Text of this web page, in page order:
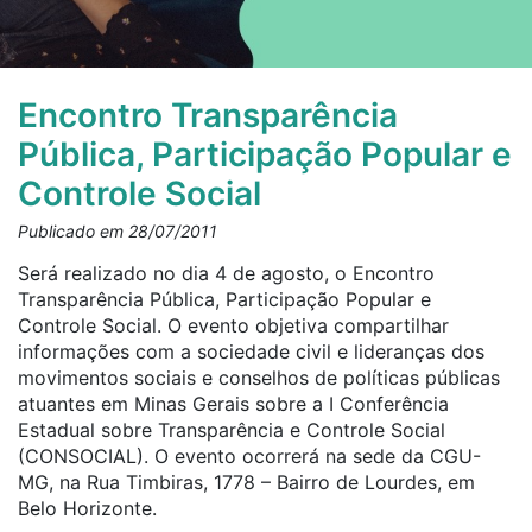
Encontro Transparência
Pública, Participação Popular e
Controle Social
Publicado em 28/07/2011
Será realizado no dia 4 de agosto, o Encontro
Transparência Pública, Participação Popular e
Controle Social. O evento objetiva compartilhar
informações com a sociedade civil e lideranças dos
movimentos sociais e conselhos de políticas públicas
atuantes em Minas Gerais sobre a I Conferência
Estadual sobre Transparência e Controle Social
(CONSOCIAL). O evento ocorrerá na sede da CGU-
MG, na Rua Timbiras, 1778 – Bairro de Lourdes, em
Belo Horizonte.